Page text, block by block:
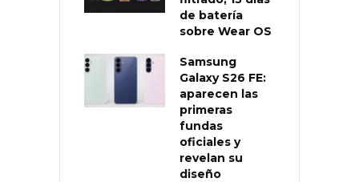
de batería
sobre Wear OS
Samsung
Galaxy S26 FE:
aparecen las
primeras
fundas
oficiales y
revelan su
diseño